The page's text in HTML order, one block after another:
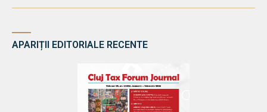
APARIȚII EDITORIALE RECENTE